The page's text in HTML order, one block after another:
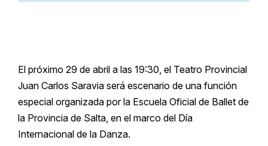
El próximo 29 de abril a las 19:30, el Teatro Provincial
Juan Carlos Saravia será escenario de una función
especial organizada por la Escuela Oficial de Ballet de
la Provincia de Salta, en el marco del Día
Internacional de la Danza.